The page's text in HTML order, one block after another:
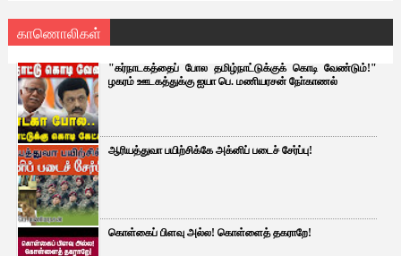
காணொலிகள்
"கர்நாடகத்தைப் போல தமிழ்நாட்டுக்குக் கொடி வேண்டும்!"
ழகரம் ஊடகத்துக்கு ஐயா பெ. மணியரசன் நோ்காணல்
ஆரியத்துவா பயிற்சிக்கே அக்னிப் படைச் சேர்ப்பு!
கொள்கைப் பிளவு அல்ல! கொள்ளைத் தகராறே!